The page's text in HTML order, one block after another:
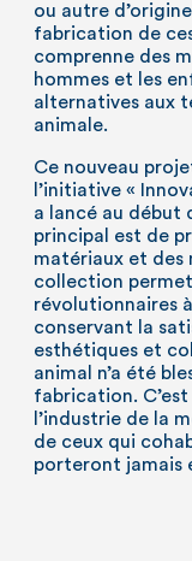
ou autre
fabrication de
comprenne des
hommes et les
alternatives aux
animale.
Ce nouveau
l’initiative «
a lancé au début
principal est de
matériaux et des
collection permet
révolutionnaires
conservant la
esthétiques et
animal n’a été
fabrication.
l’industrie de la
de ceux qui
porteront jamais